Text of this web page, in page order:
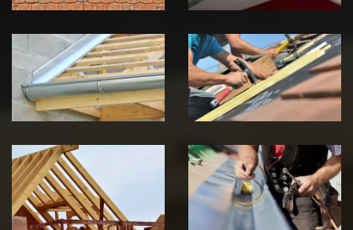
Pose de
Chéneau 39
Jura
Réparation de
toiture 39
Jura
Traitement de
charpente 39
Jura
Travaux de
zinguerie 39
Jura